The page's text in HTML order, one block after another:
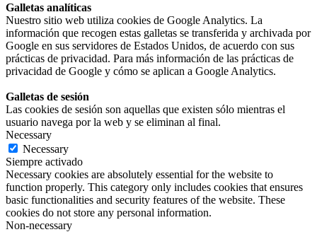
Galletas analíticas
Nuestro sitio web utiliza cookies de Google Analytics. La
información que recogen estas galletas se transferida y archivada por
Google en sus servidores de Estados Unidos, de acuerdo con sus
prácticas de privacidad. Para más información de las prácticas de
privacidad de Google y cómo se aplican a Google Analytics.
Galletas de sesión
Las cookies de sesión son aquellas que existen sólo mientras el
usuario navega por la web y se eliminan al final.
Necessary
Necessary
Siempre activado
Necessary cookies are absolutely essential for the website to
function properly. This category only includes cookies that ensures
basic functionalities and security features of the website. These
cookies do not store any personal information.
Non-necessary